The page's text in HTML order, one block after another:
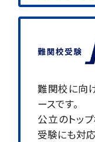
難関校に向
ースです。
公立のトッ
受験にも対応